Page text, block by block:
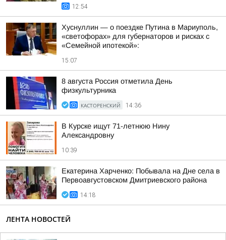
12:54
Хуснуллин — о поездке Путина в Мариуполь,
«светофорах» для губернаторов и рисках с
«Семейной ипотекой»:
15:07
8 августа Россия отметила День
физкультурника
КАСТОРЕНСКИЙ 14:36
В Курске ищут 71-летнюю Нину
Александровну
10:39
Екатерина Харченко: Побывала на Дне села в
Первоавгустовском Дмитриевского района
14:18
ЛЕНТА НОВОСТЕЙ